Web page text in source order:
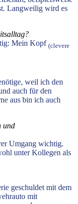
Langweilig wird es
Mein Kopf (clevere
weil ich den
auch für den
aus bin ich auch
und
Umgang wichtig.
unter Kollegen als
geschuldet mit dem
mit